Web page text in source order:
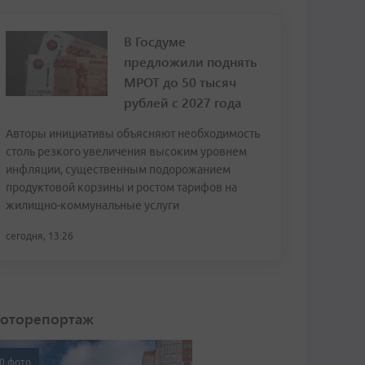
В Госдуме
предложили поднять
МРОТ до 50 тысяч
рублей с 2027 года
Авторы инициативы объясняют необходимость
столь резкого увеличения высоким уровнем
инфляции, существенным подорожанием
продуктовой корзины и ростом тарифов на
жилищно-коммунальные услуги
сегодня, 13:26
фото